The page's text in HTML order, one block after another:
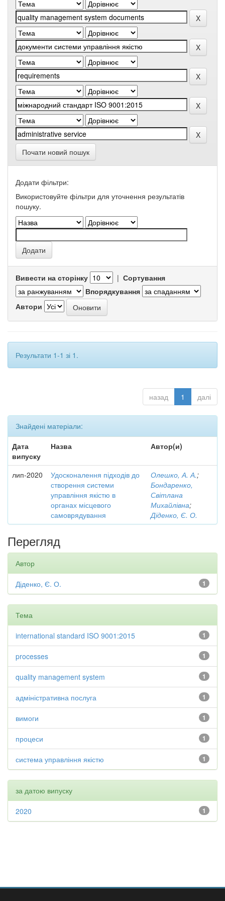
Почати новий пошук
Додати фільтри:
Використовуйте фільтри для уточнення результатів
пошуку.
Вивести на сторінку | Сортування
Впорядкування
Автори
Результати 1-1 зі 1.
назад 1 далі
Знайдені матеріали:
Дата
випуску
Назва Автор(и)
лип-2020
Удосконалення підходів до
створення системи
управління якістю в
органах місцевого
самоврядування
Олешко, А. А.;
Бондаренко,
Світлана
Михайлівна;
Діденко, Є. О.
Перегляд
Автор
1
Діденко, Є. О.
Тема
1
international standard ISO 9001:2015
1
processes
1
quality management system
1
адміністративна послуга
1
вимоги
1
процеси
1
система управління якістю
за датою випуску
1
2020